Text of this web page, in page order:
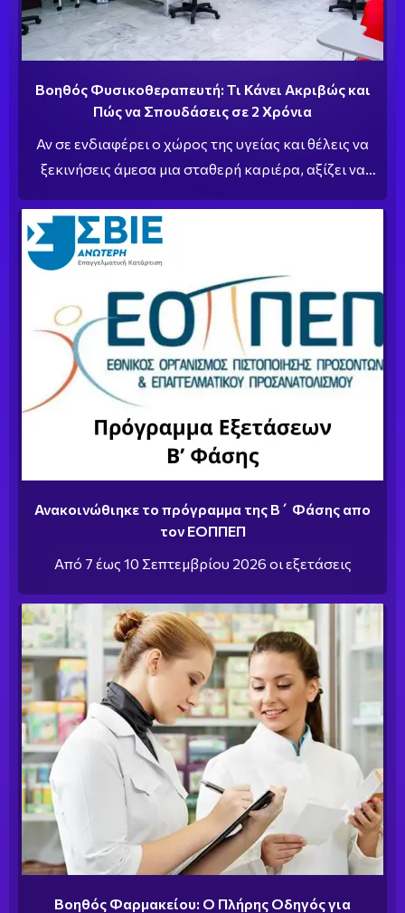
Βοηθός Φυσικοθεραπευτή: Τι Κάνει Ακριβώς και
Πώς να Σπουδάσεις σε 2 Χρόνια
Αν σε ενδιαφέρει ο χώρος της υγείας και θέλεις να
ξεκινήσεις άμεσα μια σταθερή καριέρα, αξίζει να
φυσικοθεραπευτή. Πρόκειται για μία ειδικότητα με
αυξανόμενη ζήτηση στην αγορά εργασίας, που σε
μόλις 2 χρόνια σπουδών σε φέρνει μπροστά σε
πραγματικές επαγγελματικές ευκαιρίες.
Ανακοινώθιηκε το πρόγραμμα της Β΄ Φάσης απο
τον ΕΟΠΠΕΠ
Από 7 έως 10 Σεπτεμβρίου 2026 οι εξετάσεις
Βοηθός Φαρμακείου: Ο Πλήρης Οδηγός για